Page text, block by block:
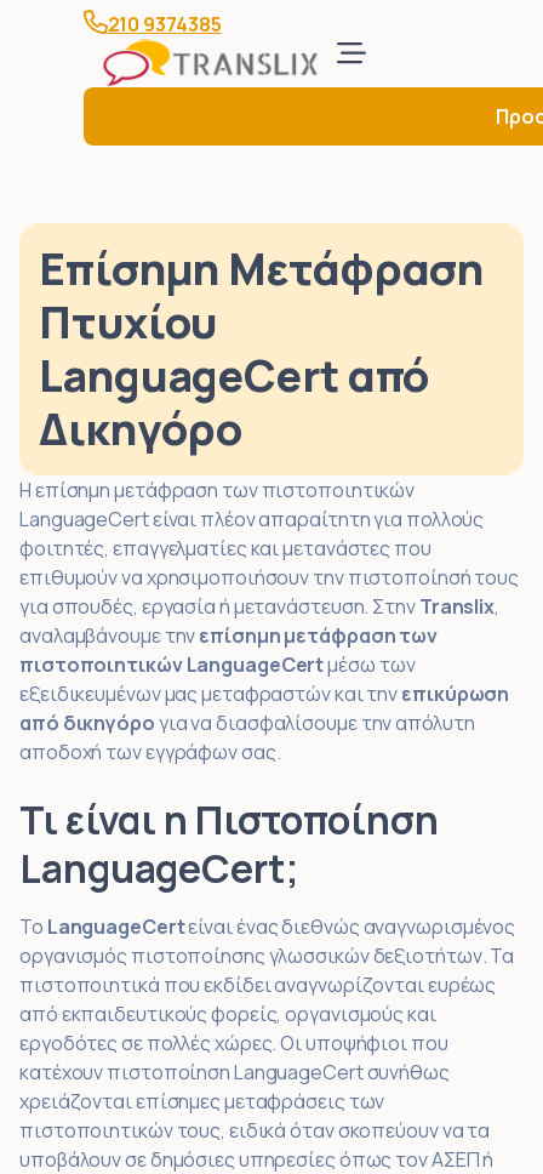
210 9374385
Επίσημη Μετάφραση
Πτυχίου
LanguageCert από
Δικηγόρο
Η επίσημη μετάφραση των πιστοποιητικών
LanguageCert είναι πλέον απαραίτητη για πολλούς
φοιτητές, επαγγελματίες και μετανάστες που
επιθυμούν να χρησιμοποιήσουν την πιστοποίησή τους
για σπουδές, εργασία ή μετανάστευση. ΣτηνTranslix,
αναλαμβάνουμε τηνεπίσημη μετάφραση των
πιστοποιητικών LanguageCertμέσω των
εξειδικευμένων μας μεταφραστών και τηνεπικύρωση
από δικηγόρογια να διασφαλίσουμε την απόλυτη
αποδοχή των εγγράφων σας.
Τι είναι η Πιστοποίηση
LanguageCert;
Το LanguageCertείναι ένας διεθνώς αναγνωρισμένος
οργανισμός πιστοποίησης γλωσσικών δεξιοτήτων. Τα
πιστοποιητικά που εκδίδει αναγνωρίζονται ευρέως
από εκπαιδευτικούς φορείς, οργανισμούς και
εργοδότες σε πολλές χώρες. Οι υποψήφιοι που
κατέχουν πιστοποίηση LanguageCert συνήθως
χρειάζονται επίσημες μεταφράσεις των
πιστοποιητικών τους, ειδικά όταν σκοπεύουν να τα
υποβάλουν σε δημόσιες υπηρεσίες όπως τον ΑΣΕΠ ή